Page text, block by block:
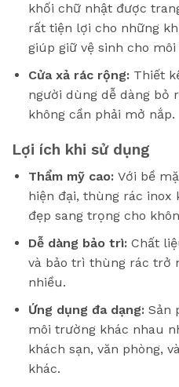
khối chữ nhật được
rất tiện lợi cho những
giúp giữ vệ sinh cho
Cửa xả rác rộng:Thiết
người dùng dễ dàng bỏ
không cần phải mở nắp.
Lợi ích khi sử dụng
Thẩm mỹ cao:Với bề
hiện đại, thùng rác inox
đẹp sang trọng cho
Dễ dàng bảo trì:Chất
và bảo trì thùng rác trở
nhiều.
Ứng dụng đa dạng:Sản
môi trường khác nhau
khách sạn, văn phòng,
khác.